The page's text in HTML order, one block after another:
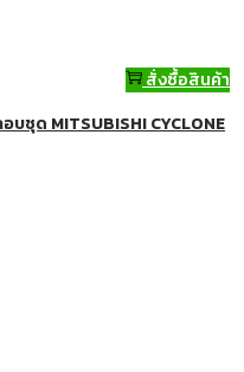
สั่งซื้อสินค้า
ชุด MITSUBISHI CYCLONE